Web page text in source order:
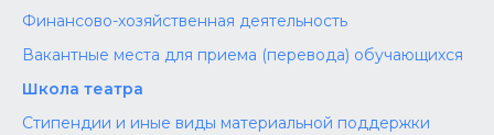
Финансово-хозяйственная деятельность
Вакантные места для приема (перевода) обучающихся
Школа театра
Стипендии и иные виды материальной поддержки